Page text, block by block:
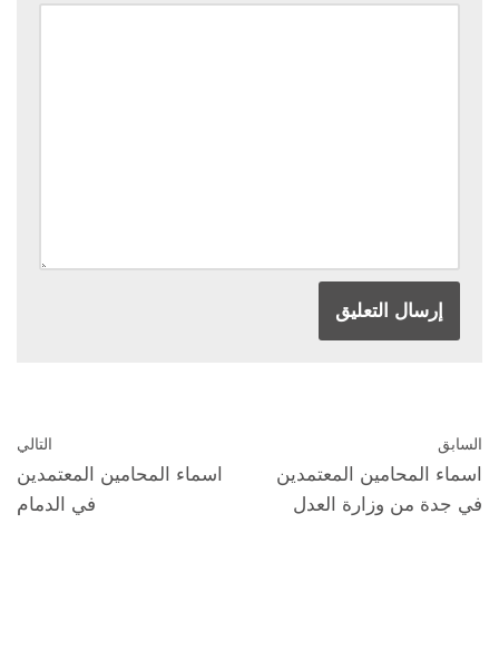
السابق
اسماء المحامين المعتمدين
في جدة من وزارة العدل
التالي
اسماء المحامين المعتمدين
في الدمام